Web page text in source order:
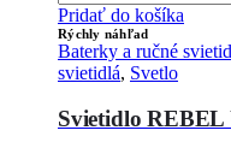
Pridať do košíka
Rýchly náhľad
Baterky a ručné
svietidlá, Svetlo
Svietidlo REBEL